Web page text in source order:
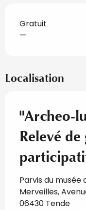
Gratuit
—
Localisation
"Archeo-
Relevé de
Parvis du
Merveilles,
06430 Tende